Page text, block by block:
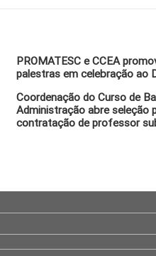
PROMATESC e CCEA
palestras em celebração ao
Coordenação do Curso de
Administração abre seleção
contratação de professor